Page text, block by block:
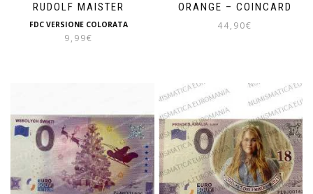
RUDOLF MAISTER
FDC VERSIONE COLORATA
9,99€
ORANGE – COINCARD
44,90€